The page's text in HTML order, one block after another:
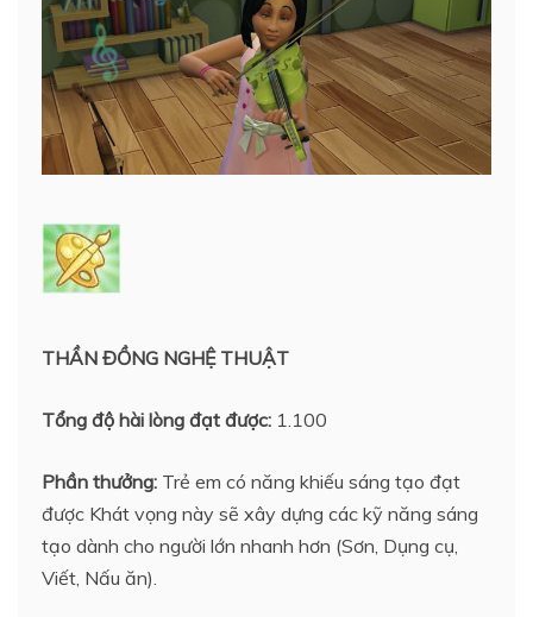
THẦN ĐỒNG NGHỆ THUẬT
Tổng độ hài lòng đạt được: 1.100
Phần thưởng: Trẻ em có năng khiếu sáng tạo đạt
được Khát vọng này sẽ xây dựng các kỹ năng sáng
tạo dành cho người lớn nhanh hơn (Sơn, Dụng cụ,
Viết, Nấu ăn).